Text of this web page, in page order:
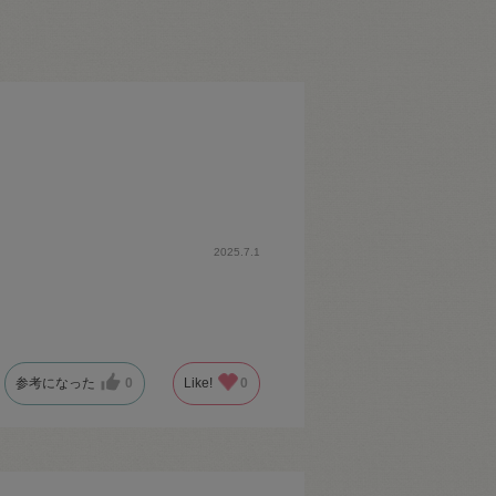
2025.7.1
参考になった 0 Like! 0